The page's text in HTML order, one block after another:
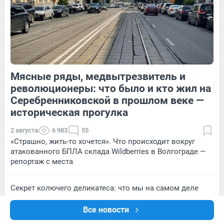
Все новости
53 Обсудить 12 Обсудить
140
Мясные ряды, медвытрезвитель и
революционеры: что было и кто жил на
Серебренниковской в прошлом веке —
историческая прогулка
2 августа 6 983 55
«Страшно, жить-то хочется». Что происходит вокруг
атакованного БПЛА склада Wildberries в Волгограде —
репортаж с места
Секрет колючего деликатеса: что мы на самом деле
едим под видом икры морского ежа — репортаж с